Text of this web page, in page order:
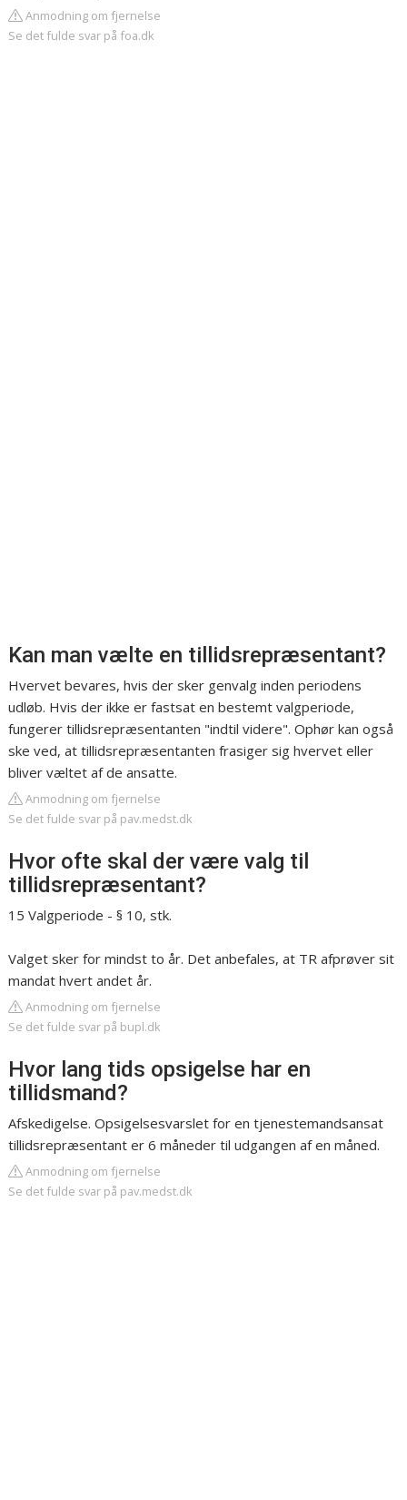
Anmodning om fjernelse
Se det fulde svar på foa.dk
Kan man vælte en tillidsrepræsentant?
Hvervet bevares, hvis der sker genvalg inden periodens
udløb. Hvis der ikke er fastsat en bestemt valgperiode,
fungerer tillidsrepræsentanten "indtil videre". Ophør kan også
ske ved, at tillidsrepræsentanten frasiger sig hvervet eller
bliver væltet af de ansatte.
Anmodning om fjernelse
Se det fulde svar på pav.medst.dk
Hvor ofte skal der være valg til
tillidsrepræsentant?
15 Valgperiode - § 10, stk.
Valget sker for mindst to år. Det anbefales, at TR afprøver sit
mandat hvert andet år.
Anmodning om fjernelse
Se det fulde svar på bupl.dk
Hvor lang tids opsigelse har en
tillidsmand?
Afskedigelse. Opsigelsesvarslet for en tjenestemandsansat
tillidsrepræsentant er 6 måneder til udgangen af en måned.
Anmodning om fjernelse
Se det fulde svar på pav.medst.dk